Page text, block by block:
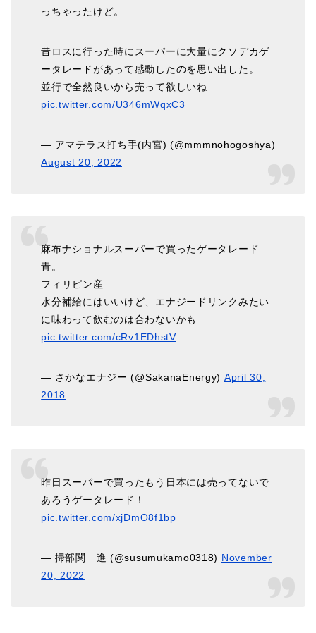
っちゃったけど。
昔ロスに行った時にスーパーに大量にクソデカゲ
ータレードがあって感動したのを思い出した。
並行で全然良いから売って欲しいね
pic.twitter.com/U346mWqxC3
— アマテラス打ち手(内宮) (@mmmnohogoshya)
August 20, 2022
麻布ナショナルスーパーで買ったゲータレード
青。
フィリピン産
水分補給にはいいけど、エナジードリンクみたい
に味わって飲むのは合わないかも
pic.twitter.com/cRv1EDhstV
— さかなエナジー (@SakanaEnergy) April 30,
2018
昨日スーパーで買ったもう日本には売ってないで
あろうゲータレード！
pic.twitter.com/xjDmO8f1bp
— 掃部関 進 (@susumukamo0318) November
20, 2022